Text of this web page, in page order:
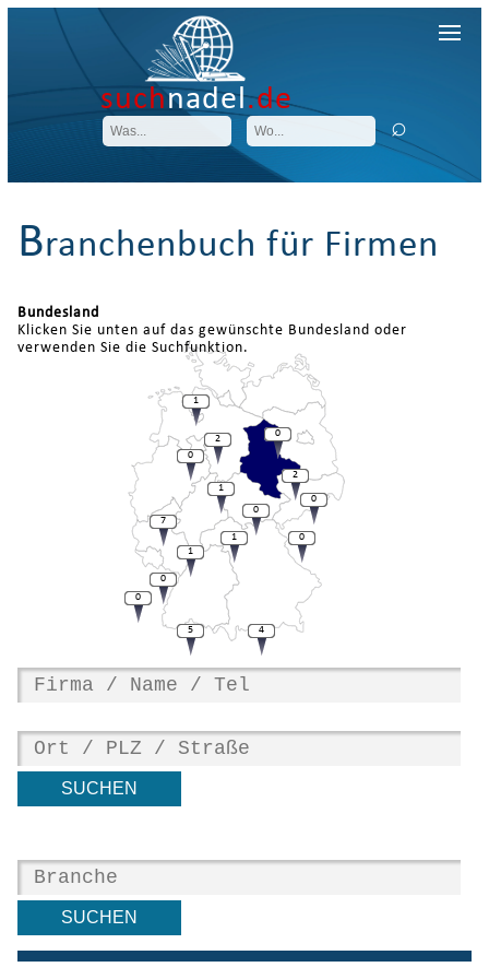
suchnadel.de
Branchenbuch für Firmen
Bundesland
Klicken Sie unten auf das gewünschte Bundesland oder
verwenden Sie die Suchfunktion.
0
0
7
2
0
0
2
1
0
1
0
1
0
5
1
4